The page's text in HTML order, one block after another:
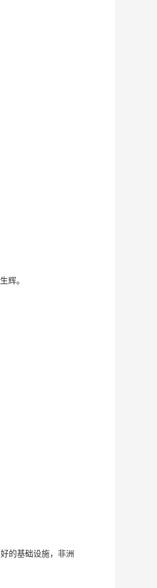
辉。
的基础设施，非洲